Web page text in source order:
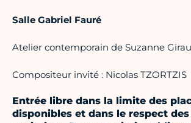
Salle Gabriel Fauré
Atelier contemporain de Suzanne
Compositeur invité : Nicolas TZORTZIS
Entrée libre dans la limite des
disponibles et dans le respect